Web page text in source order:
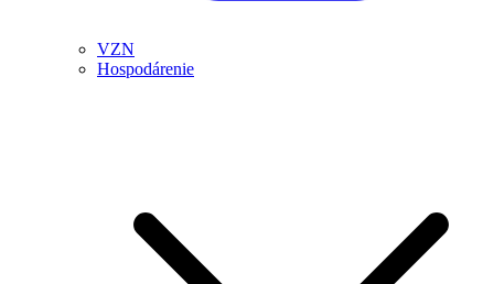
VZN
Hospodárenie